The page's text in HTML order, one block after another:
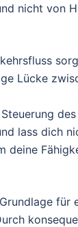
nicht von
Lücke
des
lass dich
deine
für